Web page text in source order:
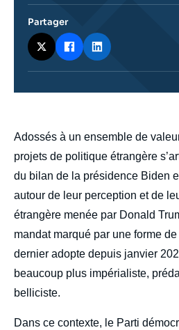
body
Adossés à un ensemble de
projets de politique étrangère
du bilan de la présidence Biden
autour de leur perception et de
étrangère menée par Donald
mandat marqué par une forme
dernier adopte depuis janvier
beaucoup plus impérialiste,
belliciste.
Dans ce contexte, le Parti
Partager